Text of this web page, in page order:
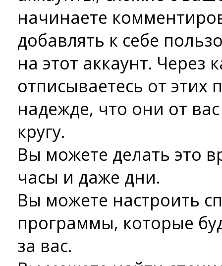
начинаете
добавлять к себе
на этот аккаунт. Через
отписываетесь от этих
надежде, что они от
кругу.
Вы можете делать это
часы и даже дни.
Вы можете настроить
программы, которые
за вас.